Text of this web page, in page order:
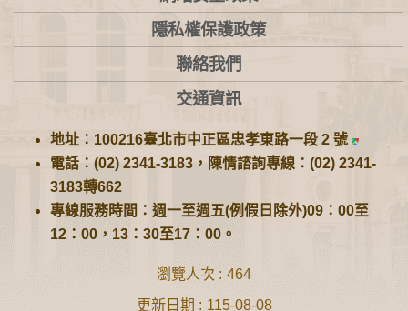
隱私權保護政策
聯絡我們
交通資訊
地址：100216臺北市中正區忠孝東路一段 2 號
電話：(02) 2341-3183，陳情諮詢專線：(02) 2341-
3183轉662
專線服務時間：週一至週五(例假日除外)09：00至
12：00，13：30至17：00。
瀏覽人次
464
更新日期
115-08-08